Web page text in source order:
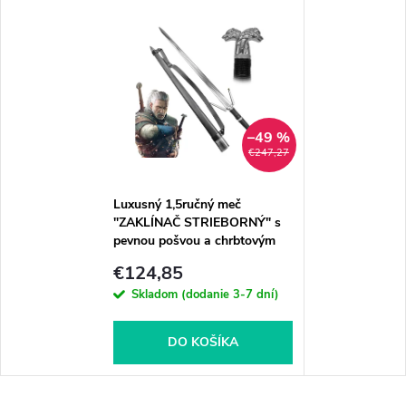
€247,27
–49 %
Luxusný 1,5ručný meč
"ZAKLÍNAČ STRIEBORNÝ" s
pevnou pošvou a chrbtovým
€124,85
Skladom (dodanie 3-7 dní)
DO KOŠÍKA